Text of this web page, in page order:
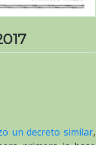
un decreto similar,